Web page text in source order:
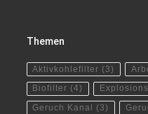
Themen
Aktivkohlefilter (3)
Biofilter (4)
Geruch Kanal
(3)